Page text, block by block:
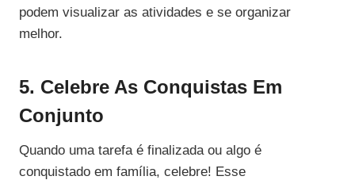
podem visualizar as atividades e se organizar
melhor.
5. Celebre As Conquistas Em
Conjunto
Quando uma tarefa é finalizada ou algo é
conquistado em família, celebre! Esse